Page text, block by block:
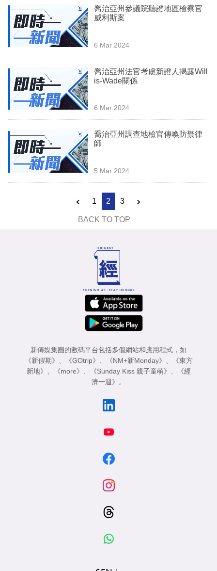
喬治亞州參議院聽證地區檢察官
威利斯案
6 Mar 2024
喬治亞州法官考慮新證人揭露Will
is-Wade關係
6 Mar 2024
喬治亞州調查地檢官傳喚防禦律
師
5 Mar 2024
1 2 3
BACK TO TOP
新傳媒集團的數碼平台包括多個網站和應用程式，如
《新假期》 、 《GOtrip》 、 《NM+新Monday》 、
《東方
新地》 、 《more》 、 《Sunday Kiss 親子童萌》 、
《經
濟一週》 。